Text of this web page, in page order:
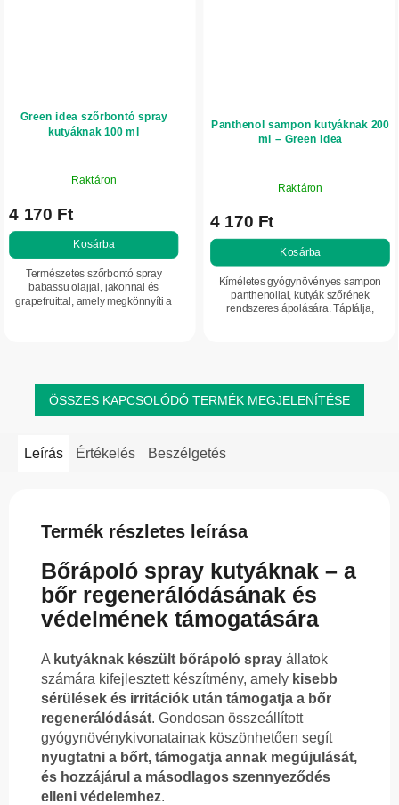
Green idea szőrbontó spray
kutyáknak 100 ml
Raktáron
4 170 Ft
Kosárba
Természetes szőrbontó spray
babassu olajjal, jakonnal és
grapefruittal, amely megkönnyíti a
Panthenol sampon kutyáknak 200
ml – Green idea
Raktáron
4 170 Ft
Kosárba
Kíméletes gyógynövényes sampon
panthenollal, kutyák szőrének
rendszeres ápolására. Táplálja,
ÖSSZES KAPCSOLÓDÓ TERMÉK MEGJELENÍTÉSE
Leírás Értékelés Beszélgetés
Termék részletes leírása
Bőrápoló spray kutyáknak – a
bőr regenerálódásának és
védelmének támogatására
A kutyáknak készült bőrápoló spray állatok
számára kifejlesztett készítmény, amely kisebb
sérülések és irritációk után támogatja a bőr
regenerálódását. Gondosan összeállított
gyógynövénykivonatainak köszönhetően segít
nyugtatni a bőrt, támogatja annak megújulását,
és hozzájárul a másodlagos szennyeződés
elleni védelemhez.